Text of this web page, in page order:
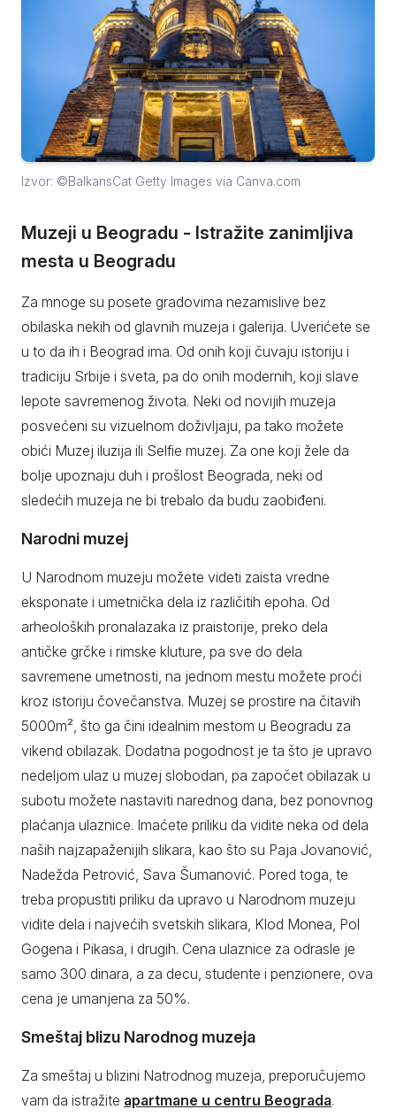
Izvor: ©BalkansCat Getty Images via Canva.com
Muzeji u Beogradu - Istražite zanimljiva
mesta u Beogradu
Za mnoge su posete gradovima nezamislive bez
obilaska nekih od glavnih muzeja i galerija. Uverićete se
u to da ih i Beograd ima. Od onih koji čuvaju istoriju i
tradiciju Srbije i sveta, pa do onih modernih, koji slave
lepote savremenog života. Neki od novijih muzeja
posvećeni su vizuelnom doživljaju, pa tako možete
obići Muzej iluzija ili Selfie muzej. Za one koji žele da
bolje upoznaju duh i prošlost Beograda, neki od
sledećih muzeja ne bi trebalo da budu zaobiđeni.
Narodni muzej
U Narodnom muzeju možete videti zaista vredne
eksponate i umetnička dela iz različitih epoha. Od
arheoloških pronalazaka iz praistorije, preko dela
antičke grčke i rimske kluture, pa sve do dela
savremene umetnosti, na jednom mestu možete proći
kroz istoriju čovečanstva. Muzej se prostire na čitavih
5000m², što ga čini idealnim mestom u Beogradu za
vikend obilazak. Dodatna pogodnost je ta što je upravo
nedeljom ulaz u muzej slobodan, pa započet obilazak u
subotu možete nastaviti narednog dana, bez ponovnog
plaćanja ulaznice. Imaćete priliku da vidite neka od dela
naših najzapaženijih slikara, kao što su Paja Jovanović,
Nadežda Petrović, Sava Šumanović. Pored toga, te
treba propustiti priliku da upravo u Narodnom muzeju
vidite dela i najvećih svetskih slikara, Klod Monea, Pol
Gogena i Pikasa, i drugih. Cena ulaznice za odrasle je
samo 300 dinara, a za decu, studente i penzionere, ova
cena je umanjena za 50%.
Smeštaj blizu Narodnog muzeja
Za smeštaj u blizini Natrodnog muzeja, preporučujemo
vam da istražite apartmane u centru Beograda.